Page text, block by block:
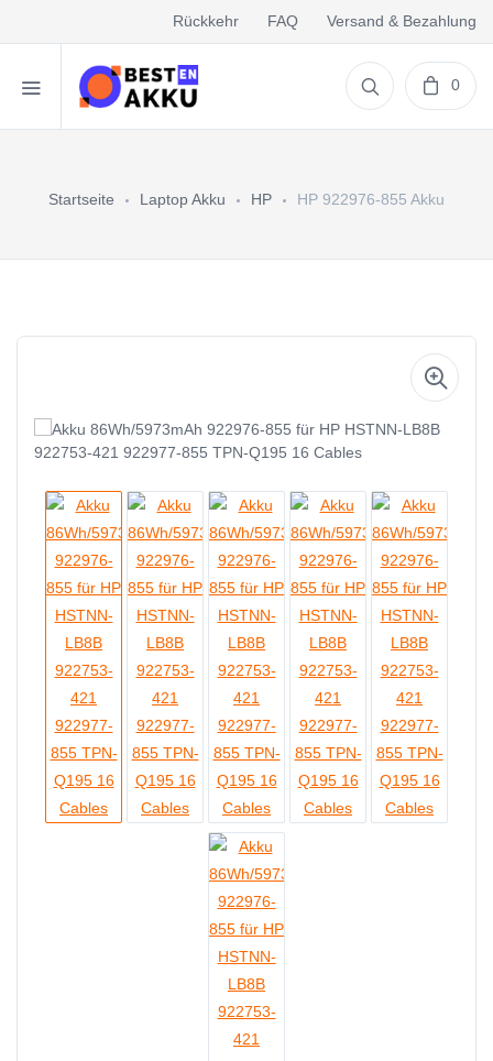
Rückkehr FAQ Versand & Bezahlung
0
Startseite Laptop Akku HP HP 922976-855 Akku